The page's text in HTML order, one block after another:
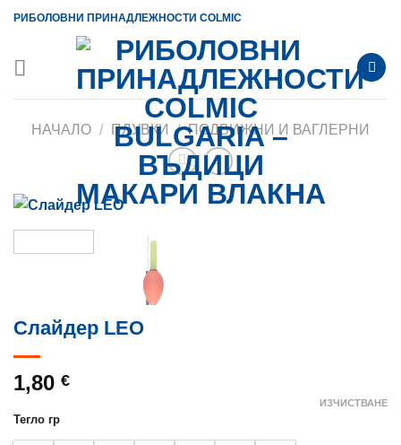
SkipРИБОЛОВНИ ПРИНАДЛЕЖНОСТИ COLMIC
НАЧАЛО / ПЛУВКИ / ПОДВИЖНИ И ВАГЛЕРНИ
Слайдер LEO
1,80 €
Тегло гр
ИЗЧИСТВАНЕ